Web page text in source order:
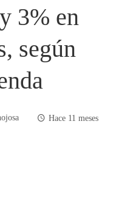
3% en
según
Hace 11 meses